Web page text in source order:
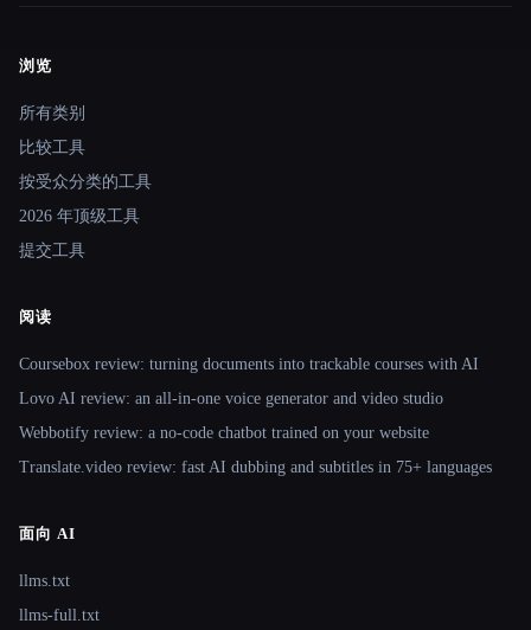
Site navigation
浏览
所有类别
比较工具
按受众分类的工具
2026 年顶级工具
提交工具
阅读
Coursebox review: turning documents into trackable courses with AI
Lovo AI review: an all-in-one voice generator and video studio
Webbotify review: a no-code chatbot trained on your website
Translate.video review: fast AI dubbing and subtitles in 75+ languages
面向 AI
llms.txt
llms-full.txt